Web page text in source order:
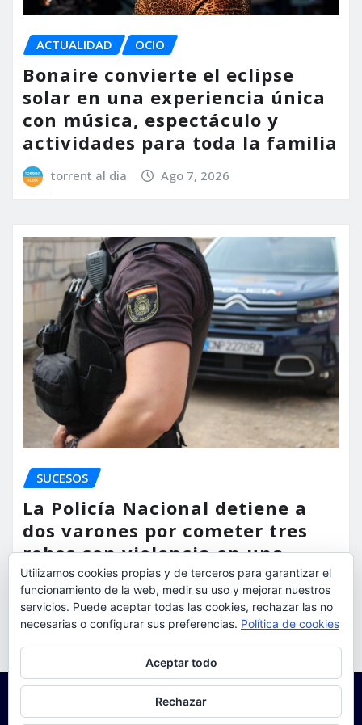
ACTUALIDAD OCIO
Bonaire convierte el eclipse
solar en una experiencia única
con música, espectáculo y
actividades para toda la familia
torrent al dia Ago 7, 2026
SUCESOS
La Policía Nacional detiene a
dos varones por cometer tres
robos con violencia en una
misma mañana
torrent al dia Ago 7, 2026
Utilizamos cookies propias y de terceros para garantizar el
funcionamiento de la web, medir su uso y mejorar nuestros
servicios. Puede aceptar todas las cookies, rechazar las no
necesarias o configurar sus preferencias. Política de cookies
Aceptar todo
Rechazar
Para obtener más información, incluido cómo gestionar las cookies,